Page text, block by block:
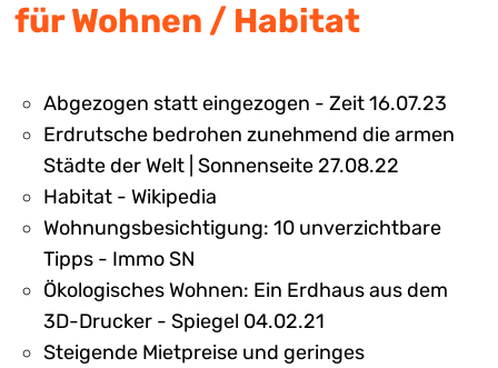
für Wohnen / Habitat
Abgezogen statt eingezogen - Zeit 16.07.23
Erdrutsche bedrohen zunehmend die armen
Städte der Welt | Sonnenseite 27.08.22
Habitat - Wikipedia
Wohnungsbesichtigung: 10 unverzichtbare
Tipps - Immo SN
Ökologisches Wohnen: Ein Erdhaus aus dem
3D-Drucker - Spiegel 04.02.21
Steigende Mietpreise und geringes